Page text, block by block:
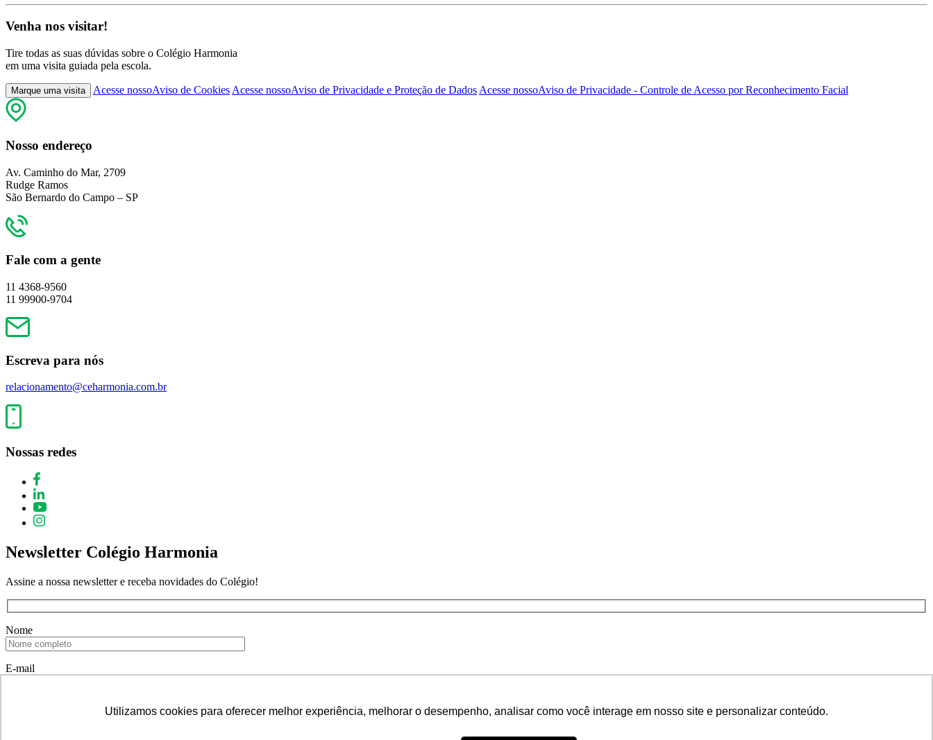
Utilizamos cookies para oferecer melhor experiência, melhorar o desempenho, analisar como você interage em nosso site e personalizar conteúdo.
Utilizamos cookies para oferecer melhor experiência, melhorar o desempenho, analisar como você interage em nosso site e personalizar conteúdo.
Venha nos visitar!
Tire todas as suas dúvidas sobre o Colégio Harmonia
em uma visita guiada pela escola.
Marque uma visita Acesse nossoAviso de Cookies Acesse nossoAviso de Privacidade e Proteção de Dados Acesse nossoAviso de Privacidade - Controle de Acesso por Reconhecimento Facial
Nosso endereço
Av. Caminho do Mar, 2709
Rudge Ramos
São Bernardo do Campo – SP
Fale com a gente
11 4368-9560
11 99900-9704
Escreva para nós
relacionamento@ceharmonia.com.br
Nossas redes
Newsletter Colégio Harmonia
Assine a nossa newsletter e receba novidades do Colégio!
Nome
E-mail